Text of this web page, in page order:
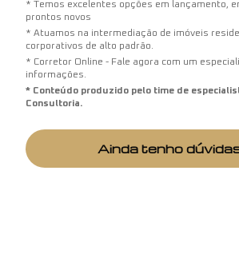
* Temos excelentes opções em lançamento,
prontos novos
* Atuamos na intermediação de imóveis
corporativos de alto padrão.
* Corretor Online - Fale agora com um
informações.
* Conteúdo produzido pelo time de
Consultoria.
Ainda tenho